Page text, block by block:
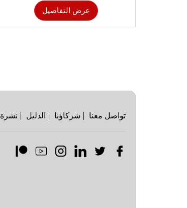
عرض التفاصيل
تواصل معنا شركاؤنا الدليل نشرة